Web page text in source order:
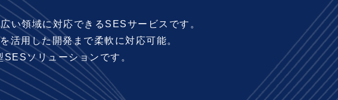
い領域に対応できる SESサービスです。
活用した開発まで柔軟に対応可能。
SESソリューションです。